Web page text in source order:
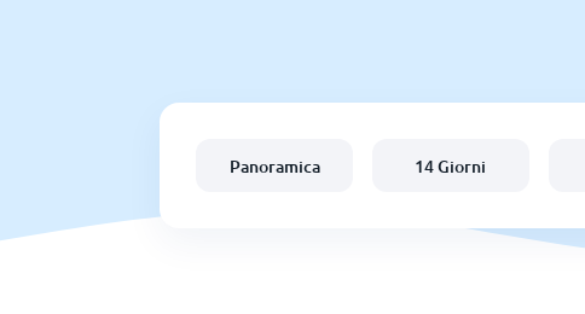
Panoramica 14 Giorni